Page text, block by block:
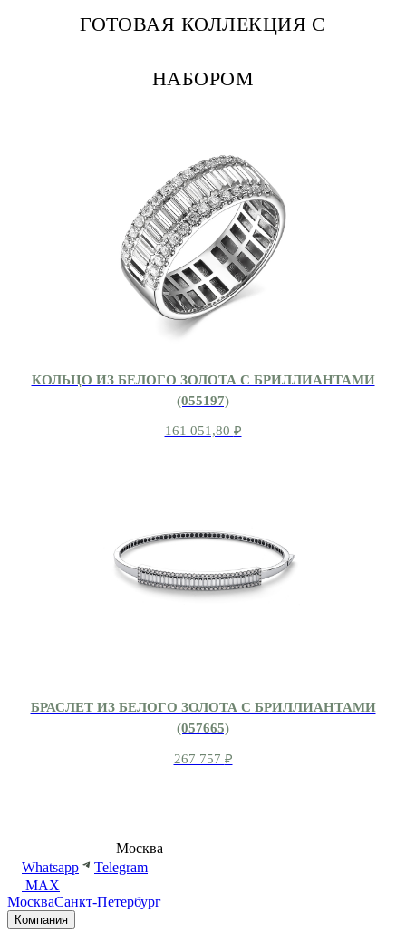
ГОТОВАЯ КОЛЛЕКЦИЯ С
НАБОРОМ
КОЛЬЦО ИЗ БЕЛОГО ЗОЛОТА С БРИЛЛИАНТАМИ
(055197)
161 051,80 ₽
БРАСЛЕТ ИЗ БЕЛОГО ЗОЛОТА С БРИЛЛИАНТАМИ
(057665)
267 757 ₽
Москва
Whatsapp
Telegram
MAX
МоскваСанкт-Петербург
Компания